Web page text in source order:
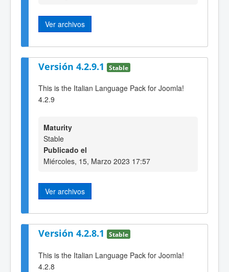
Ver archivos
Versión 4.2.9.1 Stable
This is the Italian Language Pack for Joomla!
4.2.9
Maturity
Stable
Publicado el
Miércoles, 15, Marzo 2023 17:57
Ver archivos
Versión 4.2.8.1 Stable
This is the Italian Language Pack for Joomla!
4.2.8